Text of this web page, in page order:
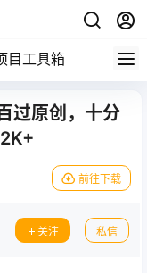
目工具箱
过原创，十分
前往下载
关注 私信